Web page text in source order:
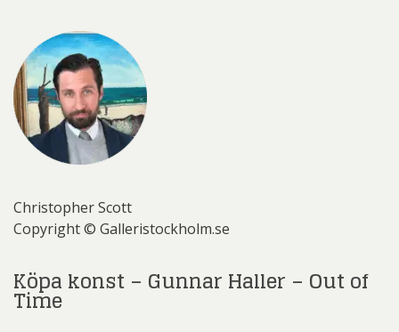
Christopher Scott
Copyright © Galleristockholm.se
Köpa konst – Gunnar Haller – Out of
Time